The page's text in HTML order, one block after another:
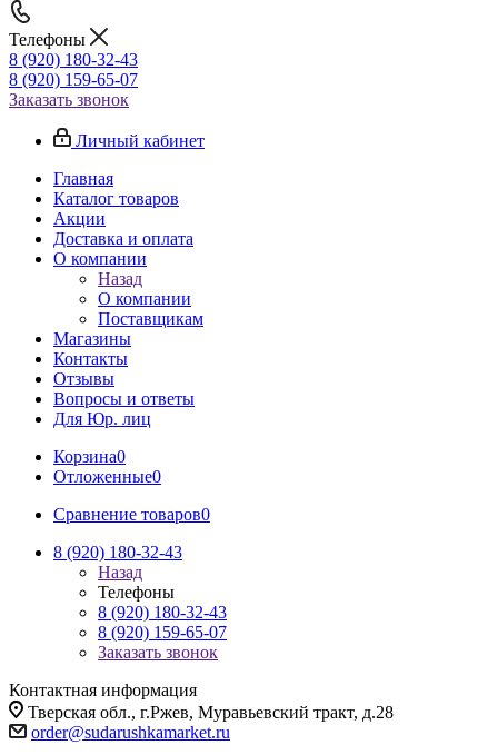
Телефоны
8 (920) 180-32-43
8 (920) 159-65-07
Заказать звонок
Личный кабинет
Главная
Каталог товаров
Акции
Доставка и оплата
О компании
Назад
О компании
Поставщикам
Магазины
Контакты
Отзывы
Вопросы и ответы
Для Юр. лиц
Корзина0
Отложенные0
Сравнение товаров0
8 (920) 180-32-43
Назад
Телефоны
8 (920) 180-32-43
8 (920) 159-65-07
Заказать звонок
Контактная информация
Тверская обл., г.Ржев, Муравьевский тракт, д.28
order@sudarushkamarket.ru